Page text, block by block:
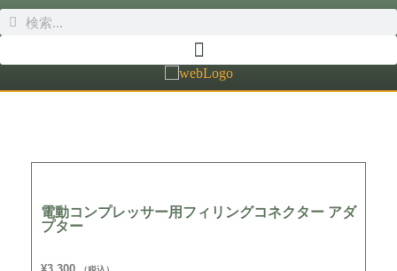
電動コンプレッサー用フィリングコネクター アダ
プター